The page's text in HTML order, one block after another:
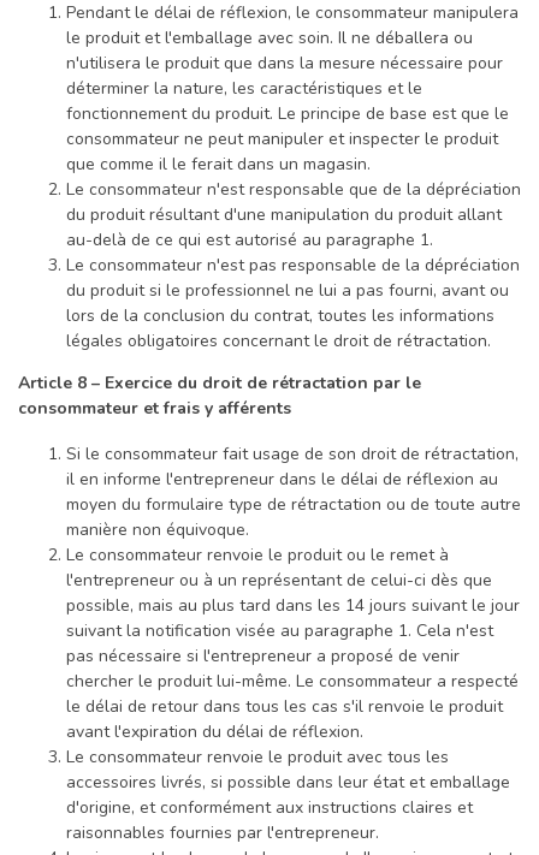
Pendant le délai de réflexion, le consommateur manipulera
le produit et l'emballage avec soin. Il ne déballera ou
n'utilisera le produit que dans la mesure nécessaire pour
déterminer la nature, les caractéristiques et le
fonctionnement du produit. Le principe de base est que le
consommateur ne peut manipuler et inspecter le produit
que comme il le ferait dans un magasin.
Le consommateur n'est responsable que de la dépréciation
du produit résultant d'une manipulation du produit allant
au-delà de ce qui est autorisé au paragraphe 1.
Le consommateur n'est pas responsable de la dépréciation
du produit si le professionnel ne lui a pas fourni, avant ou
lors de la conclusion du contrat, toutes les informations
légales obligatoires concernant le droit de rétractation.
Article 8 – Exercice du droit de rétractation par le
consommateur et frais y afférents
Si le consommateur fait usage de son droit de rétractation,
il en informe l'entrepreneur dans le délai de réflexion au
moyen du formulaire type de rétractation ou de toute autre
manière non équivoque.
Le consommateur renvoie le produit ou le remet à
l'entrepreneur ou à un représentant de celui-ci dès que
possible, mais au plus tard dans les 14 jours suivant le jour
suivant la notification visée au paragraphe 1. Cela n'est
pas nécessaire si l'entrepreneur a proposé de venir
chercher le produit lui-même. Le consommateur a respecté
le délai de retour dans tous les cas s'il renvoie le produit
avant l'expiration du délai de réflexion.
Le consommateur renvoie le produit avec tous les
accessoires livrés, si possible dans leur état et emballage
d'origine, et conformément aux instructions claires et
raisonnables fournies par l'entrepreneur.